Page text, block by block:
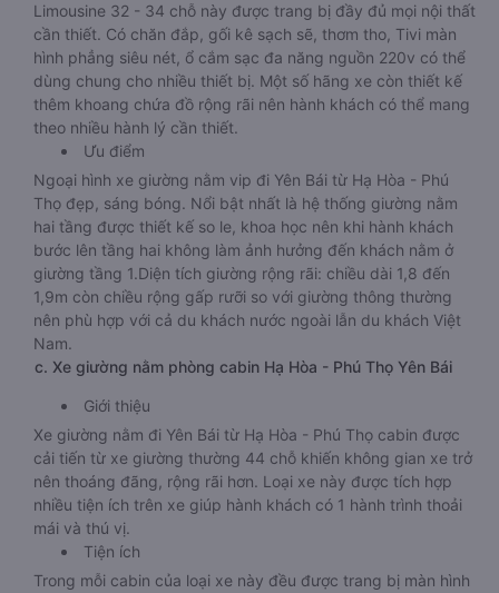
Limousine 32 - 34 chỗ này được trang bị đầy đủ mọi nội thất
cần thiết. Có chăn đắp, gối kê sạch sẽ, thơm tho, Tivi màn
hình phẳng siêu nét, ổ cắm sạc đa năng nguồn 220v có thể
dùng chung cho nhiều thiết bị. Một số hãng xe còn thiết kế
thêm khoang chứa đồ rộng rãi nên hành khách có thể mang
theo nhiều hành lý cần thiết.
Ưu điểm
Ngoại hình xe giường nằm vip đi Yên Bái từ Hạ Hòa - Phú
Thọ đẹp, sáng bóng. Nổi bật nhất là hệ thống giường nằm
hai tầng được thiết kế so le, khoa học nên khi hành khách
bước lên tầng hai không làm ảnh hưởng đến khách nằm ở
giường tầng 1.Diện tích giường rộng rãi: chiều dài 1,8 đến
1,9m còn chiều rộng gấp rưỡi so với giường thông thường
nên phù hợp với cả du khách nước ngoài lẫn du khách Việt
Nam.
c. Xe giường nằm phòng cabin Hạ Hòa - Phú Thọ Yên Bái
Giới thiệu
Xe giường nằm đi Yên Bái từ Hạ Hòa - Phú Thọ cabin được
cải tiến từ xe giường thường 44 chỗ khiến không gian xe trở
nên thoáng đãng, rộng rãi hơn. Loại xe này được tích hợp
nhiều tiện ích trên xe giúp hành khách có 1 hành trình thoải
mái và thú vị.
Tiện ích
Trong mỗi cabin của loại xe này đều được trang bị màn hình